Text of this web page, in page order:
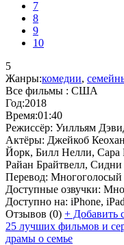
7
8
9
10
5
Жанры:комедии,
Все фильмы : США
Год:2018
Время:01:40
Режиссёр: Уилльям
Актёры: Джейкоб
Йорк, Билл Нелли, Сара
Райан Брайтвелл,
Перевод: Многоголосый
Доступные озвучки:
Доступно на: iPhone,
Отзывов (0) + Добавить
25 лучших фильмов и
драмы о семье